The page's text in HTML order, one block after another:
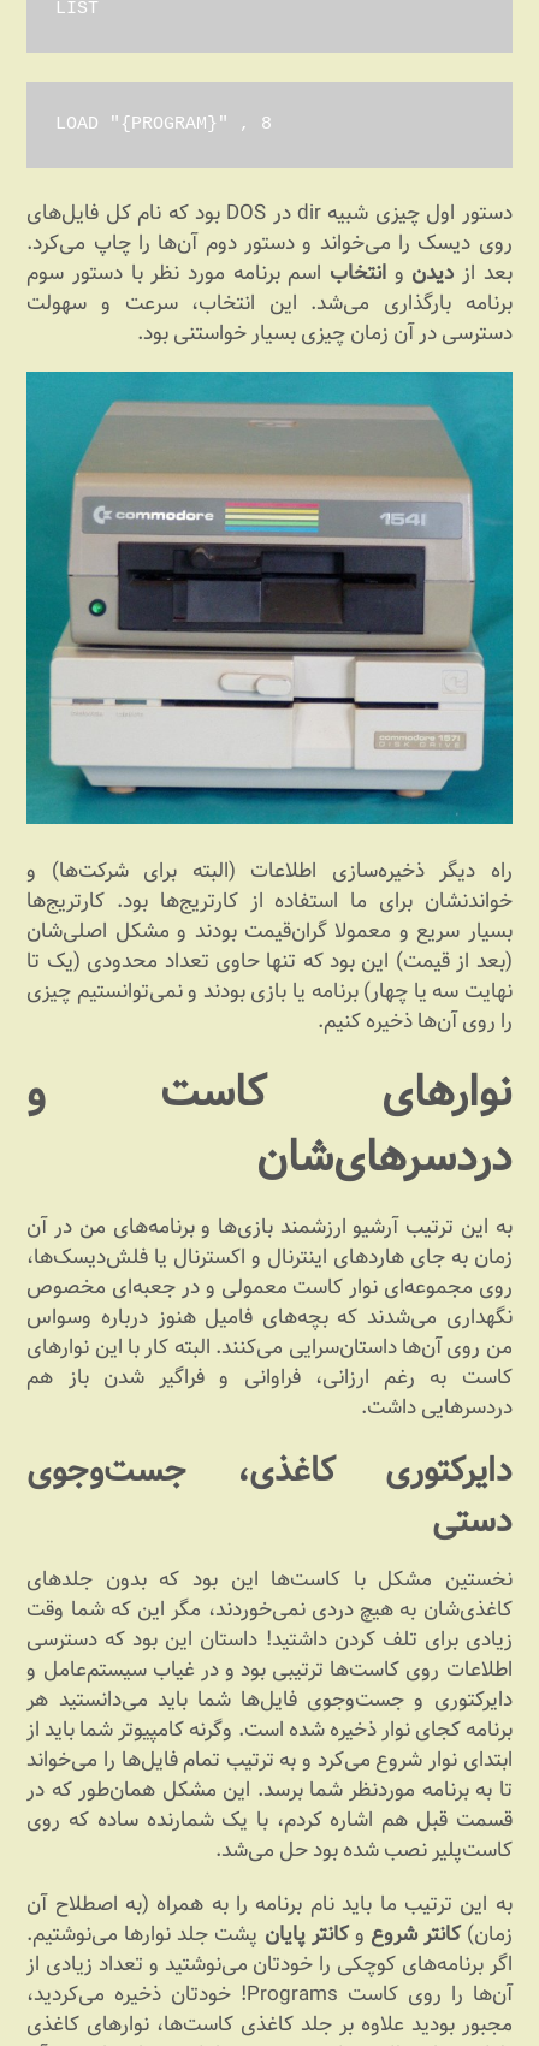
LIST
LOAD "{PROGRAM}" , 8
دستور اول چیزی شبیه dir در DOS بود که نام کل فایل‌های
روی دیسک را می‌خواند و دستور دوم آن‌ها را چاپ می‌کرد.
بعد از دیدن وانتخاب اسم برنامه مورد نظر با دستور سوم
برنامه بارگذاری می‌شد. این انتخاب، سرعت و سهولت
دسترسی در آن زمان چیزی بسیار خواستنی بود.
راه دیگر ذخیره‌سازی اطلاعات (البته برای شرکت‌ها) و
خواندنشان برای ما استفاده از کارتریج‌ها بود. کارتریج‌ها
بسیار سریع و معمولا گران‌قیمت بودند و مشکل اصلی‌شان
(بعد از قیمت) این بود که تنها حاوی تعداد محدودی (یک تا
نهایت سه یا چهار) برنامه یا بازی بودند و نمی‌توانستیم چیزی
را روی آن‌ها ذخیره کنیم.
نوارهای کاست و
دردسرهای‌شان
به این ترتیب آرشیو ارزشمند بازی‌ها و برنامه‌های من در آن
زمان به جای هاردهای اینترنال و اکسترنال یا فلش‌دیسک‌ها،
روی مجموعه‌ای نوار کاست معمولی و در جعبه‌ای مخصوص
نگهداری می‌شدند که بچه‌های فامیل هنوز درباره وسواس
من روی آن‌ها داستان‌سرایی می‌کنند. البته کار با این نوارهای
کاست به رغم ارزانی، فراوانی و فراگیر شدن باز هم
دردسرهایی داشت.
دایرکتوری کاغذی، جست‌وجوی
دستی
نخستین مشکل با کاست‌ها این بود که بدون جلدهای
کاغذی‌شان به هیچ دردی نمی‌خوردند، مگر این که شما وقت
زیادی برای تلف کردن داشتید! داستان این بود که دسترسی
اطلاعات روی کاست‌ها ترتیبی بود و در غیاب سیستم‌عامل و
دایرکتوری و جست‌وجوی فایل‌ها شما باید می‌دانستید هر
برنامه کجای نوار ذخیره شده است. وگرنه کامپیوتر شما باید از
ابتدای نوار شروع می‌کرد و به ترتیب تمام فایل‌ها را می‌خواند
تا به برنامه موردنظر شما برسد. این مشکل همان‌طور که در
قسمت قبل هم اشاره کردم، با یک شمارنده ساده که روی
کاست‌پلیر نصب شده بود حل می‌شد.
به این ترتیب ما باید نام برنامه را به همراه (به اصطلاح آن
زمان)کانتر شروع وکانتر پایان پشت جلد نوارها می‌نوشتیم.
اگر برنامه‌های کوچکی را خودتان می‌نوشتید و تعداد زیادی از
آن‌‌ها را روی کاست Programs! خودتان ذخیره می‌کردید،
مجبور بودید علاوه بر جلد کاغذی کاست‌ها، نوارهای کاغذی